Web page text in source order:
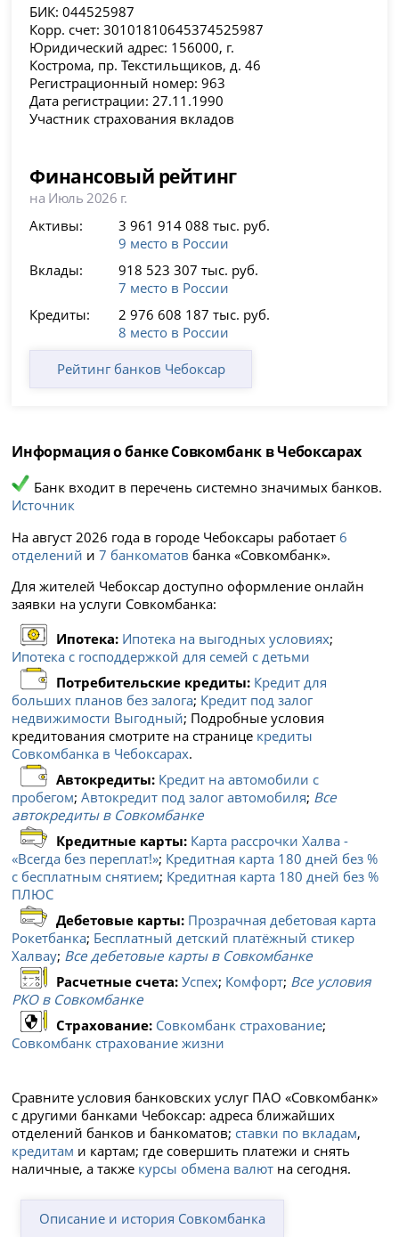
БИК: 044525987
Корр. счет: 30101810645374525987
Юридический адрес: 156000, г.
Кострома, пр. Текстильщиков, д. 46
Регистрационный номер: 963
Дата регистрации: 27.11.1990
Участник страхования вкладов
Финансовый рейтинг
на Июль 2026 г.
Активы:
3 961 914 088 тыс. руб.
9 место в России
Вклады:
918 523 307 тыс. руб.
7 место в России
Кредиты:
2 976 608 187 тыс. руб.
8 место в России
Рейтинг банков Чебоксар
Информация о банке Совкомбанк в Чебоксарах
Банк входит в перечень системно значимых банков.
Источник
На август 2026 года в городе Чебоксары работает 6
отделений и7 банкоматов банка «Совкомбанк».
Для жителей Чебоксар доступно оформление онлайн
заявки на услуги Совкомбанка:
Ипотека: Ипотека на выгодных условиях;
Ипотека с господдержкой для семей с детьми
Потребительские кредиты: Кредит для
больших планов без залога; Кредит под залог
недвижимости Выгодный; Подробные условия
кредитования смотрите на странице кредиты
Совкомбанка в Чебоксарах.
Автокредиты: Кредит на автомобили с
пробегом;Автокредит под залог автомобиля; Все
автокредиты в Совкомбанке
Кредитные карты: Карта рассрочки Халва -
«Всегда без переплат!»; Кредитная карта 180 дней без %
с бесплатным снятием; Кредитная карта 180 дней без %
ПЛЮС
Дебетовые карты: Прозрачная дебетовая карта
Рокетбанка; Бесплатный детский платёжный стикер
Халвау; Все дебетовые карты в Совкомбанке
Расчетные счета:Успех; Комфорт; Все условия
РКО в Совкомбанке
Страхование: Совкомбанк страхование;
Совкомбанк страхование жизни
Сравните условия банковских услуг ПАО «Совкомбанк»
с другими банками Чебоксар: адреса ближайших
отделений банков и банкоматов; ставки по вкладам,
кредитам и картам; где совершить платежи и снять
наличные, а также курсы обмена валют на сегодня.
Описание и история Совкомбанка